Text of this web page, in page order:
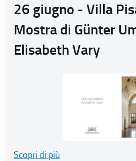
26 giugno - Villa
Mostra di Günter
Elisabeth Vary
Scopri di più